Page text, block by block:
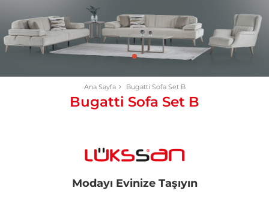
Ana Sayfa Bugatti Sofa Set B
Bugatti Sofa Set B
Modayı Evinize Taşıyın